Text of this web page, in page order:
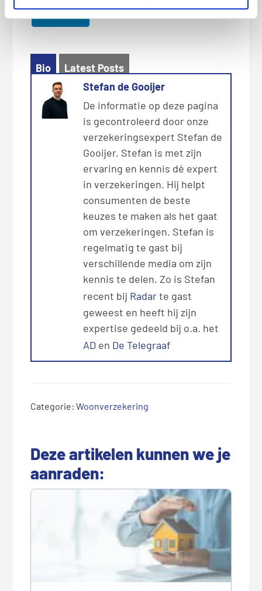
Bio
Latest Posts
Stefan de Gooijer
De informatie op deze pagina
is gecontroleerd door onze
verzekeringsexpert Stefan de
Gooijer. Stefan is met zijn
ervaring en kennis dé expert
in verzekeringen. Hij helpt
consumenten de beste
keuzes te maken als het gaat
om verzekeringen. Stefan is
regelmatig te gast bij
verschillende media om zijn
kennis te delen. Zo is Stefan
recent bij Radarte gast
geweest en heeft hij zijn
expertise gedeeld bij o.a. het
AD en De Telegraaf
Categorie:Woonverzekering
Deze artikelen kunnen we je
aanraden: